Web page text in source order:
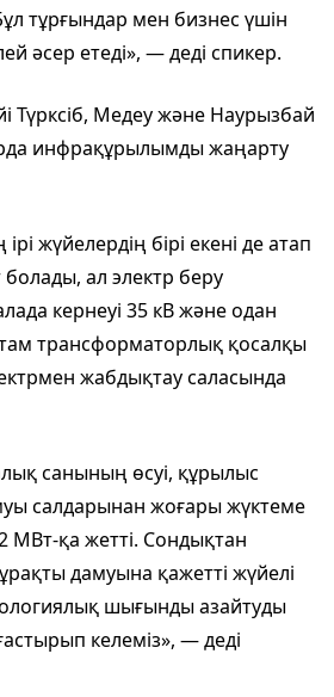
тұрғындар мен бизнес үшін
әсер етеді», — деді спикер.
Түрксіб, Медеу және Наурызбай
инфрақұрылымды жаңарту
жүйелердің бірі екені де атап
ал электр беру
кернеуі 35 кВ және одан
трансформаторлық қосалқы
жабдықтау саласында
санының өсуі, құрылыс
салдарынан жоғары жүктеме
МВт-қа жетті. Сондықтан
дамуына қажетті жүйелі
шығынды азайтуды
келеміз», — деді